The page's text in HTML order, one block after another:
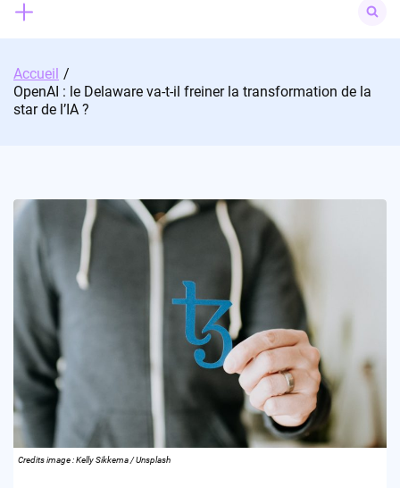
for:
Accueil
OpenAI : le Delaware va-t-il freiner la transformation de la
star de l’IA ?
Credits image : Kelly Sikkema / Unsplash